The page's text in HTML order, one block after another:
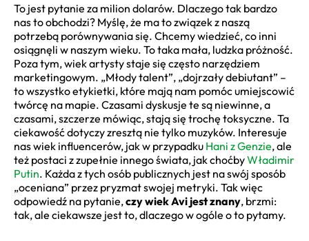
To jest pytanie za milion dolarów. Dlaczego tak bardzo
nas to obchodzi? Myślę, że ma to związek z naszą
potrzebą porównywania się. Chcemy wiedzieć, co inni
osiągnęli w naszym wieku. To taka mała, ludzka próżność.
Poza tym, wiek artysty staje się często narzędziem
marketingowym. „Młody talent”, „dojrzały debiutant” –
to wszystko etykietki, które mają nam pomóc umiejscowić
twórcę na mapie. Czasami dyskusje te są niewinne, a
czasami, szczerze mówiąc, stają się trochę toksyczne. Ta
ciekawość dotyczy zresztą nie tylko muzyków. Interesuje
nas wiek influencerów, jak w przypadku Hani z Genzie, ale
też postaci z zupełnie innego świata, jak choćbyWładimir
Putin. Każda z tych osób publicznych jest na swój sposób
„oceniana” przez pryzmat swojej metryki. Tak więc
odpowiedź na pytanie,czy wiek Avi jest znany, brzmi:
tak, ale ciekawsze jest to, dlaczego w ogóle o to pytamy.